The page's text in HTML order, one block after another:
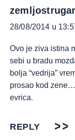
zemljostrugar
28/08/2014 u
Ovo je ziva istina
sebi u bradu
bolja “vedrija”
prosao kod
evrica.
REPLY